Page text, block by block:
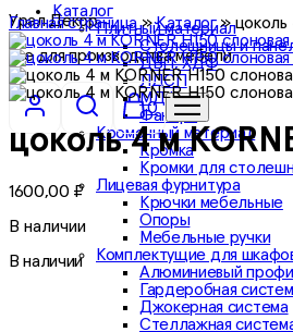
Каталог
Плитный материал
Столешницы и
ДВП, ХДФ
ЛДСП
МДФ
Фанера
Кромочный материал
Кромка
Кромки для
Лицевая фурнитура
Крючки мебельные
Опоры
Мебельные ручки
Комплектущие для
Алюминиевый
Гардеробная
Джокерная система
Стеллажная
Урал Декор
все для производства мебели
0
Главная страница»Каталог»цоколь
цоколь 4 м
1600,00 ₽
В наличии
В наличии